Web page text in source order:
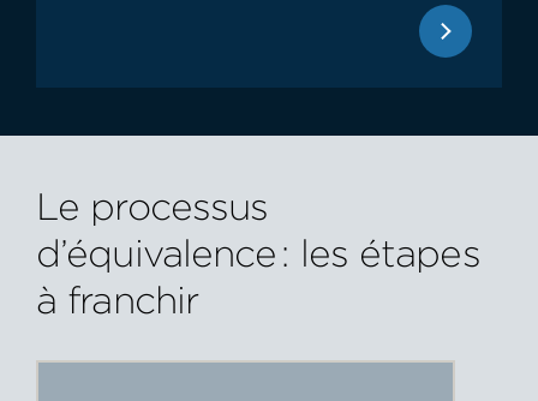
Le processus
d’équivalence : les étapes
à franchir